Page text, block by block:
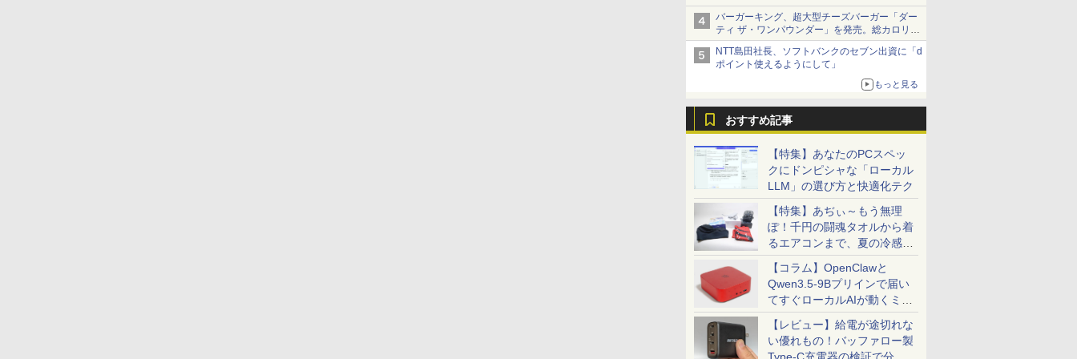
バーガーキング、超大型チーズバーガー「ダー
ティ ザ・ワンパウンダー」を発売。総カロリー
約1656kcal、総重量約527g！
NTT島田社長、ソフトバンクのセブン出資に「d
ポイント使えるようにして」
もっと見る
おすすめ記事
【特集】あなたのPCスペッ
クにドンピシャな「ローカル
LLM」の選び方と快適化テク
【特集】あぢぃ～もう無理
ぽ！千円の闘魂タオルから着
るエアコンまで、夏の冷感グ
ッズ一挙紹介
【コラム】OpenClawと
Qwen3.5-9Bプリインで届い
てすぐローカルAIが動くミニ
PC「SER9 Pro」
【レビュー】給電が途切れな
い優れもの！バッファロー製